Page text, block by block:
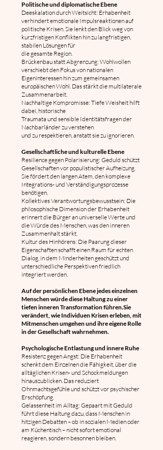
Politische und diplomatische Ebene
Deeskalation durch Weitsicht: Erhabenheit
verhindert emotionale Impulsreaktionen auf
politische Krisen. Sie lenkt den Blick weg von
kurzfristigen Konflikten hin zu langfristigen,
stabilen Lösungen für
die gesamte Region.
Brückenbau statt Abgrenzung: Wohlwollen
verschiebt den Fokus von nationalen
Eigeninteressen hin zum gemeinsamen
europäischen Wohl. Das stärkt die multilaterale
Zusammenarbeit.
Nachhaltige Kompromisse: Tiefe Weisheit hilft
dabei, historische
Traumata und sensible Identitätsfragen der
Nachbarländer zu verstehen
und zu respektieren, anstatt sie zu ignorieren.
Gesellschaftliche und kulturelle Ebene
Resilience gegen Polarisierung: Geduld schützt
Gesellschaften vor populistischer Aufheizung.
Sie fördert den langen Atem, den komplexe
Integrations- und Verständigungsprozesse
benötigen.
Kollektives Verantwortungsbewusstsein: Die
philosophische Dimension der Erhabenheit
erinnert die Bürger an universelle Werte und
die Würde des Menschen, was den inneren
Zusammenhalt stärkt.
Kultur des Hinhörens: Die Paarung dieser
Eigenschaften schafft einen Raum für echten
Dialog, in dem Minderheiten geschützt und
unterschiedliche Perspektiven friedlich
integriert werden.
Auf der persönlichen Ebene jedes einzelnen
Menschen würde diese Haltung zu einer
tiefen inneren Transformation führen.Sie
verändert, wie Individuen Krisen erleben, mit
Mitmenschen umgehen und ihre eigene Rolle
in der Gesellschaft wahrnehmen.
Psychologische Entlastung und innere Ruhe
Resistenz gegen Angst: Die Erhabenheit
schenkt dem Einzelnen die Fähigkeit, über die
alltäglichen Krisen- und Schockmeldungen
hinauszublicken. Das reduziert
Ohnmachtsgefühle und schützt vor psychischer
Erschöpfung.
Gelassenheit im Alltag: Gepaart mit Geduld
führt diese Haltung dazu, dass Menschen in
hitzigen Debatten – ob in sozialen Medien oder
am Küchentisch – nicht sofort emotional
reagieren, sondern besonnen bleiben.